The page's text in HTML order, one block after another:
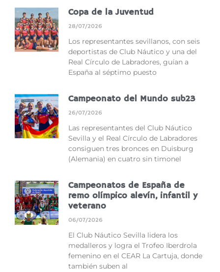
Copa de la Juventud
28/07/2026
Los representantes sevillanos, con seis
deportistas de Club Náutico y una del
Real Círculo de Labradores, guían a
España al séptimo puesto
Campeonato del Mundo sub23
26/07/2026
Las representantes del Club Náutico
Sevilla y el Real Círculo de Labradores
consiguen tres bronces en Duisburg
(Alemania) en cuatro sin timonel
Campeonatos de España de
remo olímpico alevín, infantil y
veterano
06/07/2026
El Club Náutico Sevilla lidera los
medalleros y logra el Trofeo Iberdrola
femenino en el CEAR La Cartuja, donde
también suben al